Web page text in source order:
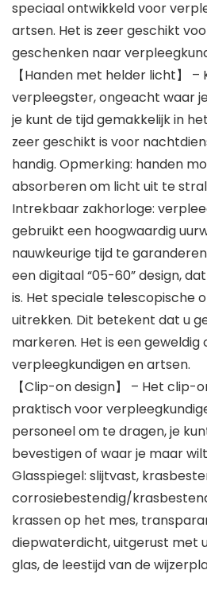
speciaal ontwikkeld voor
artsen. Het is zeer geschikt
geschenken naar
【Handen met helder licht】 –
verpleegster, ongeacht waar
je kunt de tijd gemakkelijk in
zeer geschikt is voor
handig. Opmerking: handen
absorberen om licht uit te
Intrekbaar zakhorloge:
gebruikt een hoogwaardig
nauwkeurige tijd te
een digitaal “05-60” design,
is. Het speciale telescopische
uitrekken. Dit betekent dat u
markeren. Het is een
verpleegkundigen en artsen.
【Clip-on design】 – Het clip-
praktisch voor
personeel om te dragen, je
bevestigen of waar je maar
Glasspiegel: slijtvast,
corrosiebestendig/
krassen op het mes,
diepwaterdicht, uitgerust met
glas, de leestijd van de